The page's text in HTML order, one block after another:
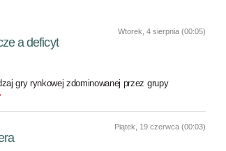
Wtorek, 4 sierpnia (00:05)
a deficyt
gry rynkowej zdominowanej przez grupy
Piątek, 19 czerwca (00:03)